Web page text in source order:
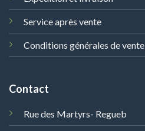
Service après vente
Conditions générales de vente
Contact
Rue des Martyrs- Regueb